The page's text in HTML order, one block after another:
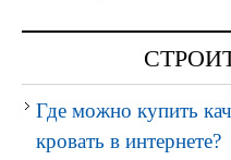
Где можно купить
кровать в интернете?